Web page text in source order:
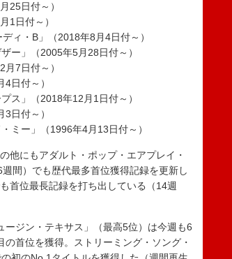
25日付～）
1日付～）
ィ・B」（2018年8月4日付～）
ー」（2005年5月28日付～）
7日付～）
日付～）
ス」（2018年12月1日付～）
日付～）
ミー」（1996年4月13日付～）
他にもアダルト・ポップ・エアプレイ・
間）でも歴代最多首位獲得記録を更新し
首位最長記録を打ち出している（14週
ジン・テキサス」（最高5位）は今週も6
首位を獲得。ストリーミング・ソング・